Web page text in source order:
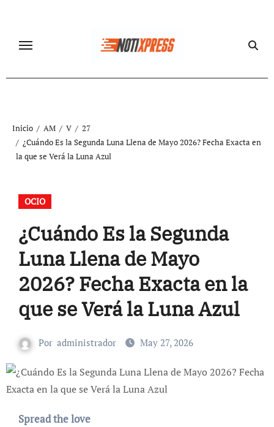
contenido
Inicio AM V
27
¿Cuándo Es la Segunda Luna Llena de Mayo 2026? Fecha Exacta en
la que se Verá la Luna Azul
OCIO
¿Cuándo Es la Segunda
Luna Llena de Mayo
2026? Fecha Exacta en la
que se Verá la Luna Azul
Por administrador May 27, 2026
Spread the love